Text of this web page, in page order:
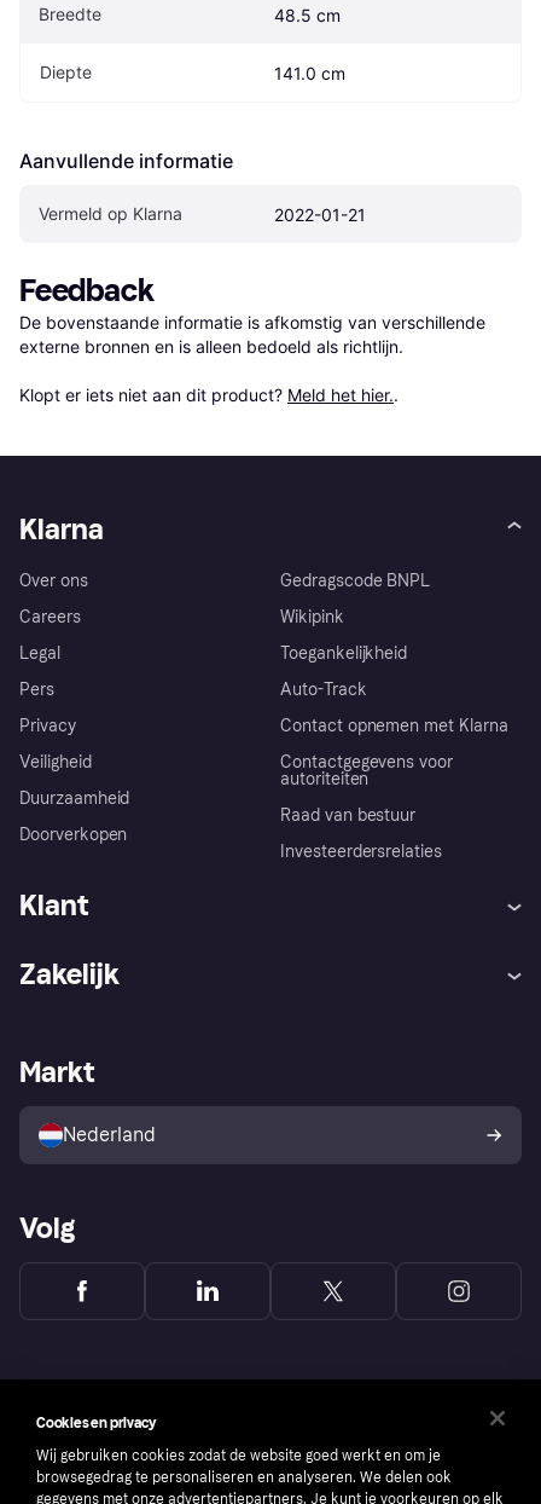
Breedte 48.5 cm
Diepte 141.0 cm
Aanvullende informatie
Vermeld op Klarna 2022-01-21
Feedback
De bovenstaande informatie is afkomstig van verschillende
externe bronnen en is alleen bedoeld als richtlijn.
Klopt er iets niet aan dit product? Meld het hier..
Klarna
Over ons
Careers
Legal
Pers
Privacy
Veiligheid
Duurzaamheid
Doorverkopen
Gedragscode BNPL
Wikipink
Toegankelijkheid
Auto-Track
Contact opnemen met Klarna
Contactgegevens voor
autoriteiten
Raad van bestuur
Investeerdersrelaties
Klant
Winkeloverzicht
Kopersbescherming voor
consumenten
Zakelijk
Zakelijke login
Markt
Nederland
Volg
Cookies en privacy
Wij gebruiken cookies zodat de website goed werkt en om je
browsegedrag te personaliseren en analyseren. We delen ook
gegevens met onze advertentiepartners. Je kunt je voorkeuren op elk